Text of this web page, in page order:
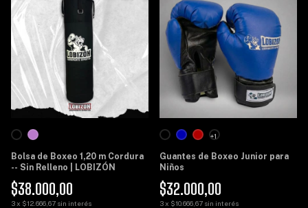
Bolsa de Boxeo 1,20 m Cordura
-- Sin Relleno | LOBIZÓN
$38.000,00
3x $12.666,67 sin interés
Guantes de Boxeo Junior para
Niños
$32.000,00
3x $10.666,67 sin interés
+1